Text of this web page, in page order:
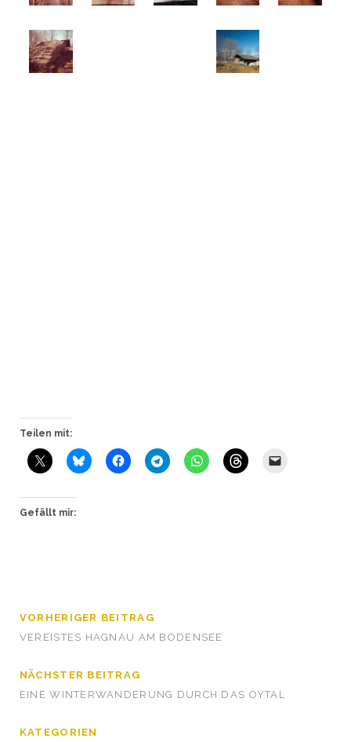
Teilen mit:
Gefällt mir:
VORHERIGER BEITRAG
VEREISTES HAGNAU AM BODENSEE
NÄCHSTER BEITRAG
EINE WINTERWANDERUNG DURCH DAS OYTAL
KATEGORIEN